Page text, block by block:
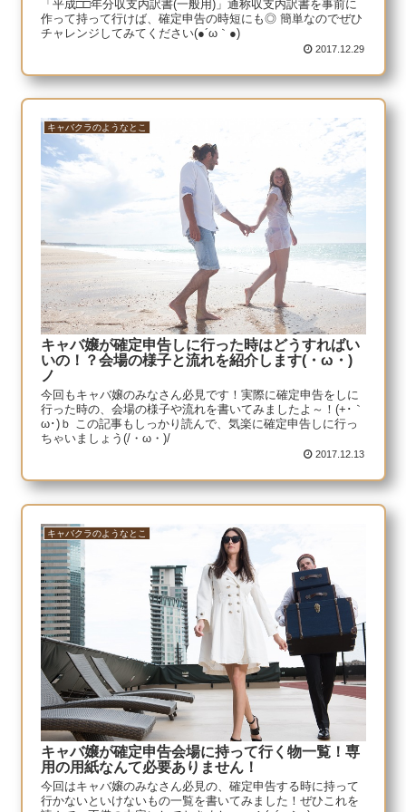
「平成□□年分収支内訳書(一般用)」通称収支内訳書を事前に
作って持って行けば、確定申告の時短にも◎ 簡単なのでぜひ
チャレンジしてみてください(●´ω｀●)
2017.12.29
キャバクラのようなとこ
キャバ嬢が確定申告しに行った時はどうすればい
いの！？会場の様子と流れを紹介します(・ω・)
ノ
今回もキャバ嬢のみなさん必見です！実際に確定申告をしに
行った時の、会場の様子や流れを書いてみましたよ～！(+･｀
ω･)ｂ この記事もしっかり読んで、気楽に確定申告しに行っ
ちゃいましょう(/・ω・)/
2017.12.13
キャバクラのようなとこ
キャバ嬢が確定申告会場に持って行く物一覧！専
用の用紙なんて必要ありません！
今回はキャバ嬢のみなさん必見の、確定申告する時に持って
行かないといけないもの一覧を書いてみました！ぜひこれを